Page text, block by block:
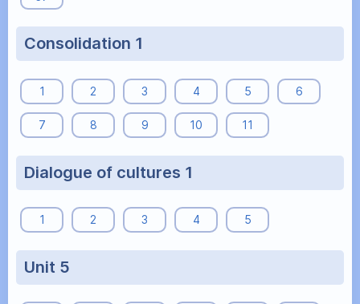
Consolidation 1
1 2 3 4 5 6
7 8 9 10 11
Dialogue of cultures 1
1 2 3 4 5
Unit 5